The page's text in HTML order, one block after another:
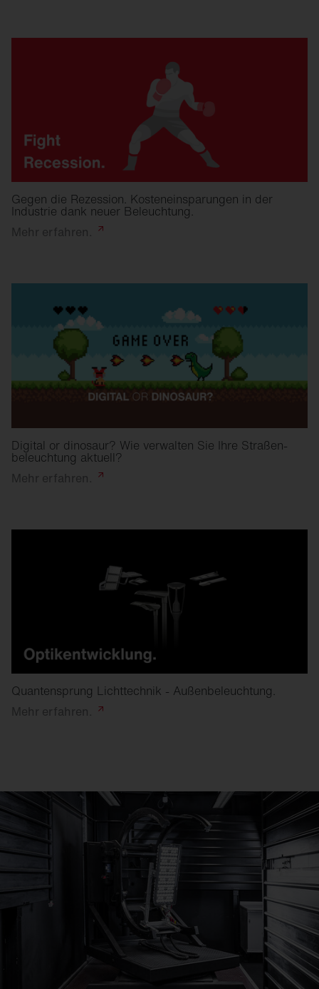
Gegen die Rezession. Kosteneinsparungen in der
Industrie dank neuer Beleuchtung.
Mehr erfahren.
Digital or dinosaur? Wie verwalten Sie Ihre Straßen­
beleuchtung aktuell?
Mehr erfahren.
Quantensprung Lichttechnik - Außenbeleuchtung.
Mehr erfahren.